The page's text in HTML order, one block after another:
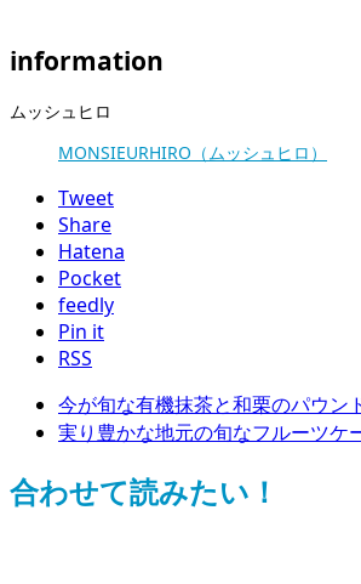
information
ムッシュヒロ
MONSIEURHIRO（ムッシュヒロ）
Tweet
Share
Hatena
Pocket
feedly
Pin it
RSS
今が旬な有機抹茶と和栗のパウン
実り豊かな地元の旬なフルーツケ
合わせて読みたい！